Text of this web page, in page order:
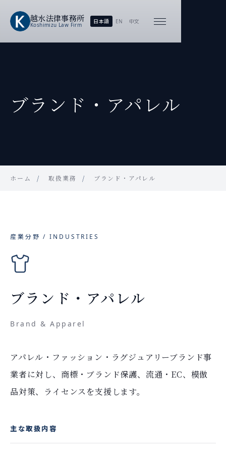
越水法律事務所
Koshimizu Law Firm
日本語 EN 中文
ブランド・アパレル
ホーム 取扱業務 ブランド・アパレル
産業分野 / INDUSTRIES
ブランド・アパレル
Brand & Apparel
アパレル・ファッション・ラグジュアリーブランド事
業者に対し、商標・ブランド保護、流通・EC、模倣
品対策、ライセンスを支援します。
主な取扱内容